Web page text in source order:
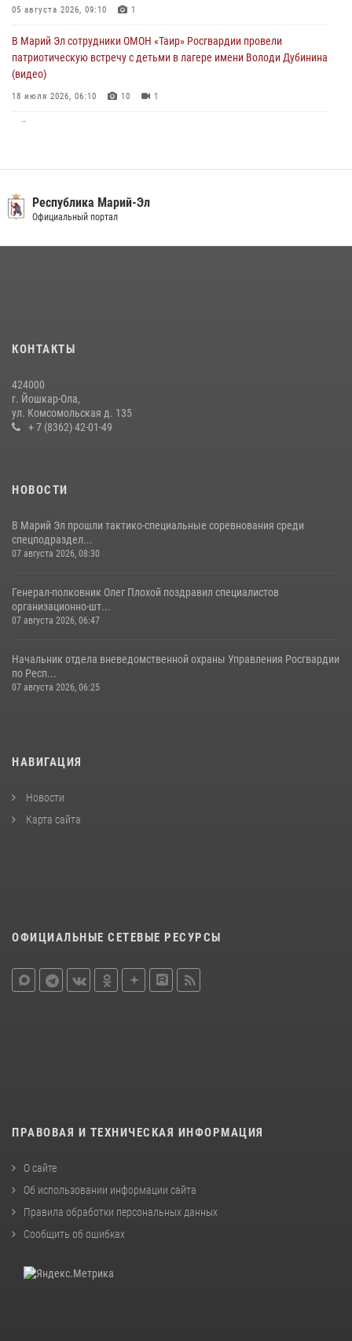
В Марий Эл сотрудники вневедомственной охраны Росгвардии за
05 августа 2026, 09:44
05 августа 2026, 09:10 1
В Марий Эл сотрудники ОМОН «Таир» Росгвардии провели
патриотическую встречу с детьми в лагере имени Володи Дубинина
(видео)
18 июля 2026, 06:10 10 1
В Марий Эл сотрудники Росгвардии присоединились к масштабной
донорской акции (видео)
Управление Росгвардии по Республике Марий Эл приняло участие в
09 июля 2026, 06:04
Управление Росгвардии по Республике Марий Эл продолжает
Республика Марий-Эл
Официальный портал
КОНТАКТЫ
424000
г. Йошкар-Ола,
ул. Комсомольская д. 135
+ 7 (8362) 42-01-49
НОВОСТИ
В Марий Эл прошли тактико-специальные соревнования среди
спецподраздел...
07 августа 2026, 08:30
Генерал-полковник Олег Плохой поздравил специалистов
организационно-шт...
07 августа 2026, 06:47
Начальник отдела вневедомственной охраны Управления Росгвардии
по Респ...
07 августа 2026, 06:25
НАВИГАЦИЯ
Новости
Карта сайта
ОФИЦИАЛЬНЫЕ СЕТЕВЫЕ РЕСУРСЫ
ПРАВОВАЯ И ТЕХНИЧЕСКАЯ ИНФОРМАЦИЯ
О сайте
Об использовании информации сайта
Правила обработки персональных данных
Сообщить об ошибках